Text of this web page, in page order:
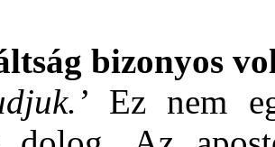
bizonyos
Ez nem